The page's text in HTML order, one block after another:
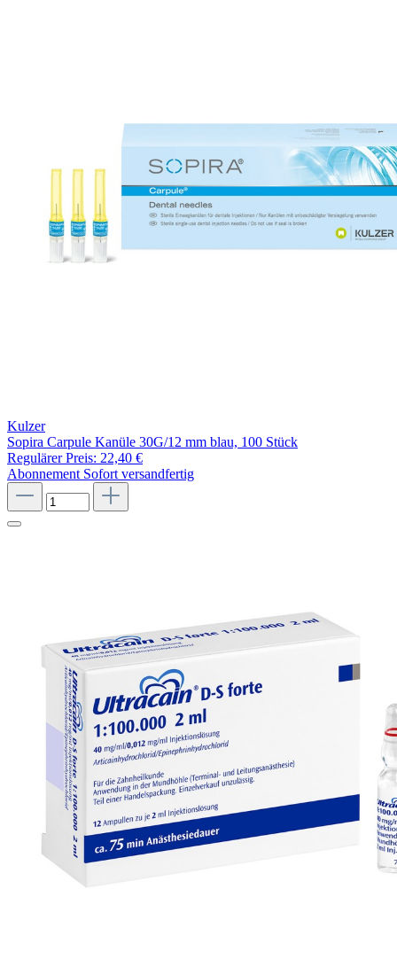
Kulzer
Sopira Carpule Kanüle 30G/12 mm blau, 100 Stück
Regulärer Preis: 22,40 €
Abonnement Sofort versandfertig